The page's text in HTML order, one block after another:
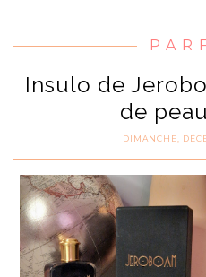
Insulo de
de
DIMANCHE,